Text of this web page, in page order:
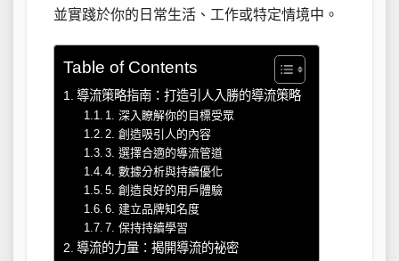
並實踐於你的日常生活、工作或特定情境中。
Table of Contents
導流策略指南：打造引人入勝的導流策略
1. 深入瞭解你的目標受眾
2. 創造吸引人的內容
3. 選擇合適的導流管道
4. 數據分析與持續優化
5. 創造良好的用戶體驗
6. 建立品牌知名度
7. 保持持續學習
導流的力量：揭開導流的祕密